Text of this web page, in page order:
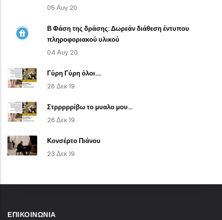
05 Αυγ 20
Β Φάση της δράσης: Δωρεάν διάθεση έντυπου
πληροφοριακού υλικού
04 Αυγ 20
Γύρη Γύρη όλοι....
26 Δεκ 19
Στρρρρρίβω το μυαλο μου...
26 Δεκ 19
Κονσέρτο Πιάνου
23 Δεκ 19
ΕΠΙΚΟΙΝΩΝΊΑ